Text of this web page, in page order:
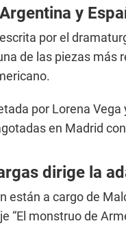
y
por el
de las piezas más
por Lorena
en Madrid
dirige la
están a cargo de
“El monstruo de